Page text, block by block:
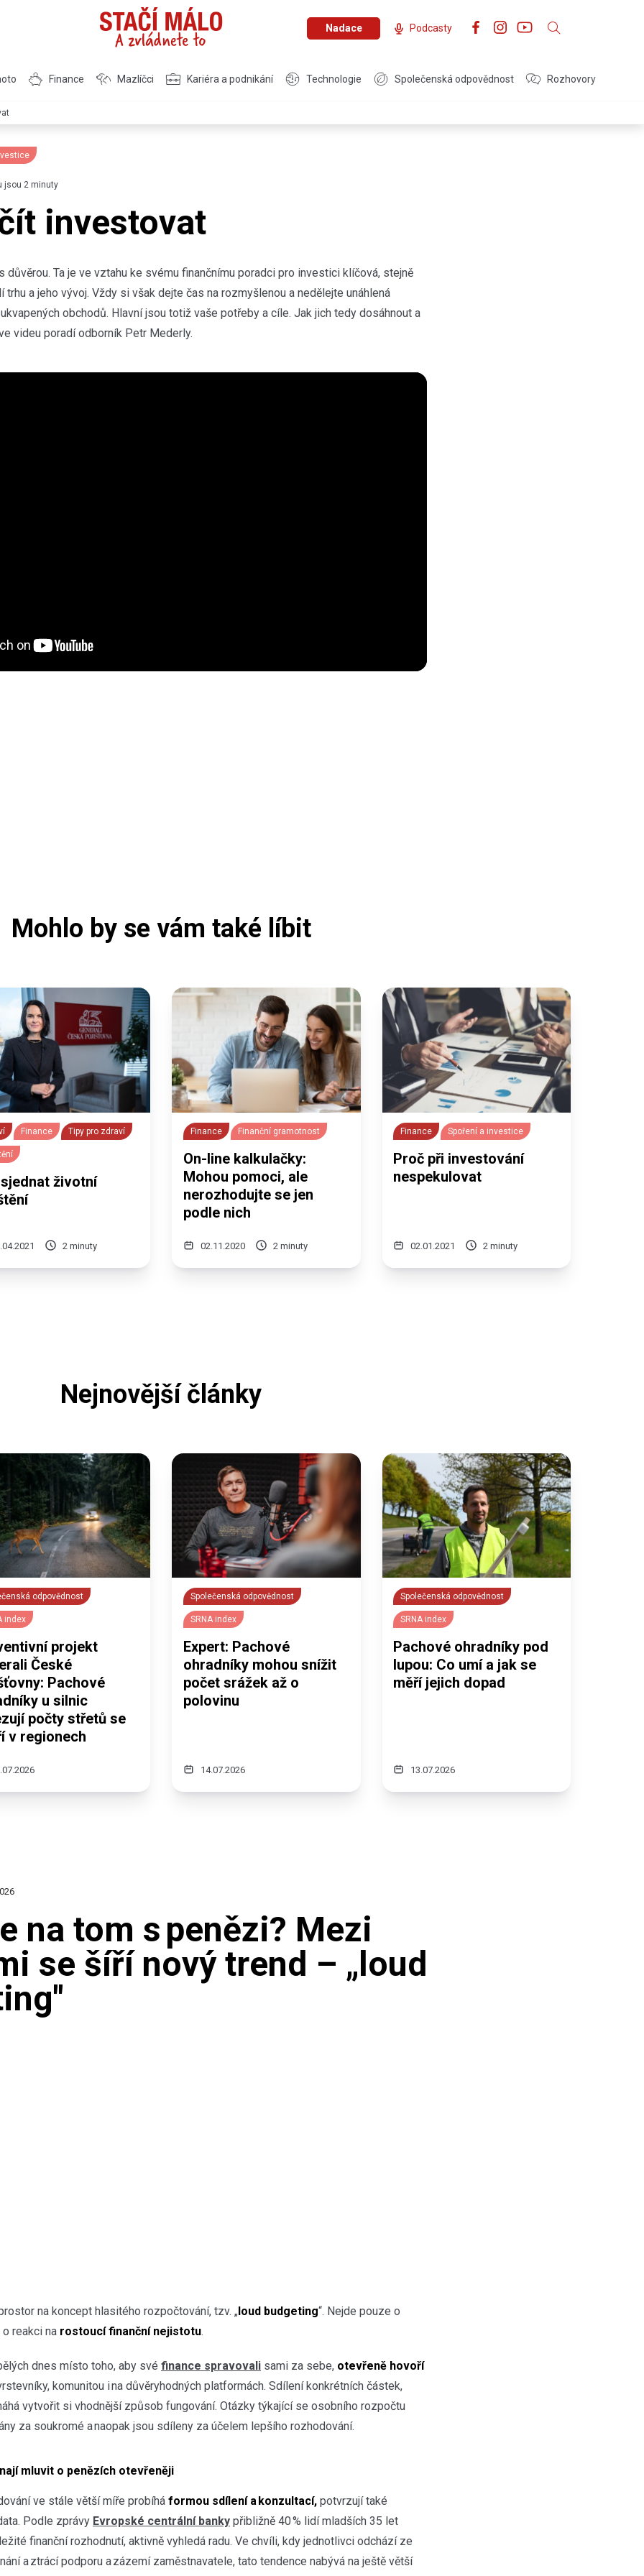
Nadace Podcasty
Finance Mazlíčci Kariéra a podnikání Technologie Společenská odpovědnost Rozhovory
jsou 2 minuty
investovat
důvěrou. Ta je ve vztahu ke svému finančnímu poradci pro investici klíčová, stejně
a jeho vývoj. Vždy si však dejte čas na rozmyšlenou a nedělejte unáhlená
obchodů. Hlavní jsou totiž vaše potřeby a cíle. Jak jich tedy dosáhnout a
videu poradí odborník Petr Mederly.
Mohlo by se vám také líbit
Finance Tipy pro zdraví
životní
2 minuty
Finance Finanční gramotnost
On-line kalkulačky:
Mohou pomoci, ale
nerozhodujte se jen
podle nich
02.11.2020 2 minuty
Finance Spoření a investice
Proč při investování
nespekulovat
02.01.2021 2 minuty
Nejnovější články
odpovědnost
index
projekt
České
Pachové
u silnic
počty střetů se
v regionech
Společenská odpovědnost
SRNA index
Expert: Pachové
ohradníky mohou snížit
počet srážek až o
polovinu
14.07.2026
Společenská odpovědnost
SRNA index
Pachové ohradníky pod
lupou: Co umí a jak se
měří jejich dopad
13.07.2026
na tom s penězi? Mezi
se šíří nový trend – „loud
na koncept hlasitého rozpočtování, tzv. „loud budgeting“. Nejde pouze o
reakci na rostoucí finanční nejistotu.
dnes místo toho, aby své finance spravovali sami za sebe, otevřeně hovoří
komunitou i na důvěryhodných platformách. Sdílení konkrétních částek,
vytvořit si vhodnější způsob fungování. Otázky týkající se osobního rozpočtu
za soukromé a naopak jsou sdíleny za účelem lepšího rozhodování.
mluvit o penězích otevřeněji
ve stále větší míře probíhá formou sdílení a konzultací, potvrzují také
Podle zprávy Evropské centrální banky přibližně 40 % lidí mladších 35 let
finanční rozhodnutí, aktivně vyhledá radu. Ve chvíli, kdy jednotlivci odchází ze
a ztrácí podporu a zázemí zaměstnavatele, tato tendence nabývá na ještě větší